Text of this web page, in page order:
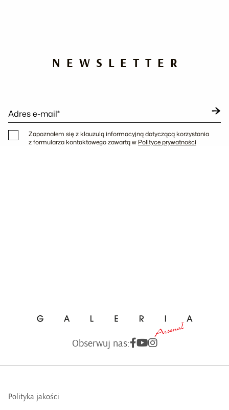
NEWSLETTER
Adres e-mail*
Zapoznałem się z klauzulą informacyjną dotyczącą korzystania
z formularza kontaktowego zawartą w Polityce prywatności
Obserwuj nas:
Polityka jakości